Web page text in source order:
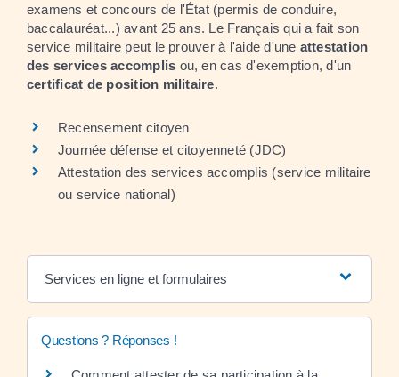
examens et concours de l'État (permis de conduire,
baccalauréat...) avant 25 ans. Le Français qui a fait son
service militaire peut le prouver à l'aide d'une attestation
des services accomplis ou, en cas d'exemption, d'un
certificat de position militaire.
Recensement citoyen
Journée défense et citoyenneté (JDC)
Attestation des services accomplis (service militaire
ou service national)
Services en ligne et formulaires
Questions ? Réponses !